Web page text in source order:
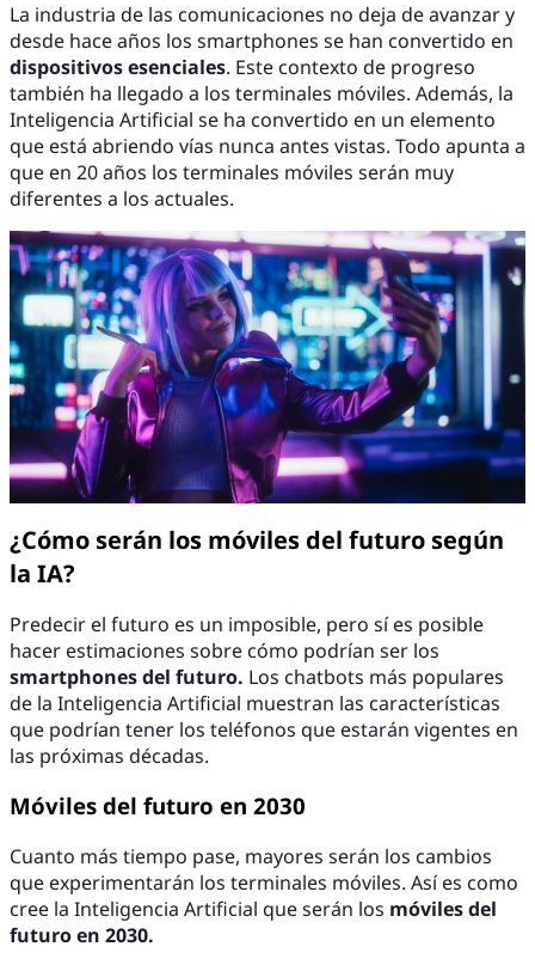
La industria de las comunicaciones no deja de avanzar y
desde hace años los smartphones se han convertido en
dispositivos esenciales. Este contexto de progreso
también ha llegado a los terminales móviles. Además, la
Inteligencia Artificial se ha convertido en un elemento
que está abriendo vías nunca antes vistas. Todo apunta a
que en 20 años los terminales móviles serán muy
diferentes a los actuales.
¿Cómo serán los móviles del futuro según
la IA?
Predecir el futuro es un imposible, pero sí es posible
hacer estimaciones sobre cómo podrían ser los
smartphones del futuro. Los chatbots más populares
de la Inteligencia Artificial muestran las características
que podrían tener los teléfonos que estarán vigentes en
las próximas décadas.
Móviles del futuro en 2030
Cuanto más tiempo pase, mayores serán los cambios
que experimentarán los terminales móviles. Así es como
cree la Inteligencia Artificial que serán los móviles del
futuro en 2030.